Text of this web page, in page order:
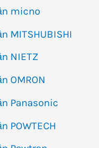
micno
MITSHUBISHI
NIETZ
OMRON
Panasonic
POWTECH